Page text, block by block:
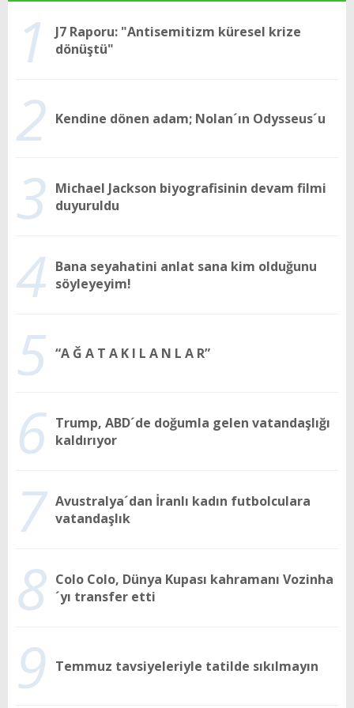
1
J7 Raporu: "Antisemitizm küresel krize
dönüştü"
2 Kendine dönen adam; Nolan´ın Odysseus´u
3 Michael Jackson biyografisinin devam filmi
duyuruldu
4 Bana seyahatini anlat sana kim olduğunu
söyleyeyim!
5 “A Ğ A T A K I L A N L A R”
6 Trump, ABD´de doğumla gelen vatandaşlığı
kaldırıyor
7 Avustralya´dan İranlı kadın futbolculara
vatandaşlık
8 Colo Colo, Dünya Kupası kahramanı Vozinha
´yı transfer etti
9 Temmuz tavsiyeleriyle tatilde sıkılmayın